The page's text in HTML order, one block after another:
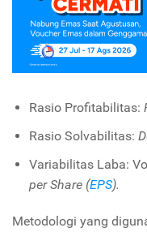
Rasio Profitabilitas:
Rasio Solvabilitas:
Variabilitas Laba:
per Share (EPS).
Metodologi yang